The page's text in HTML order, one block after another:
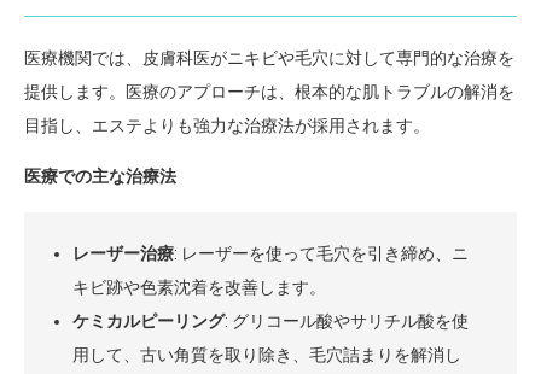
医療機関では、皮膚科医がニキビや毛穴に対して専門的な治療を
提供します。医療のアプローチは、根本的な肌トラブルの解消を
目指し、エステよりも強力な治療法が採用されます。
医療での主な治療法
レーザー治療: レーザーを使って毛穴を引き締め、ニ
キビ跡や色素沈着を改善します。
ケミカルピーリング: グリコール酸やサリチル酸を使
用して、古い角質を取り除き、毛穴詰まりを解消し